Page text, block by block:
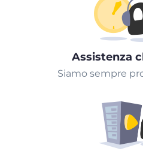
Assistenza
Siamo sempre